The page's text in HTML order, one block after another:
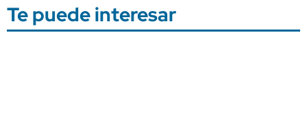
Te puede interesar